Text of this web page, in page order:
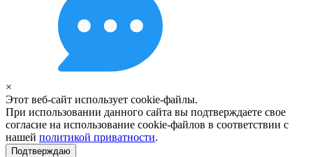
×
Этот веб-сайт использует cookie-файлы.
При использовании данного сайта вы подтверждаете свое
согласие на использование cookie-файлов в соответствии с
нашей политикой приватности.
Подтверждаю